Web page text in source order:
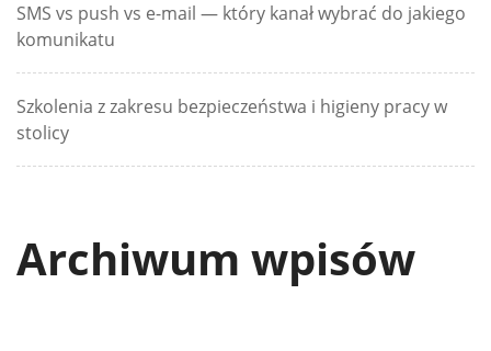
SMS vs push vs e-mail — który kanał wybrać do jakiego
komunikatu
Szkolenia z zakresu bezpieczeństwa i higieny pracy w
stolicy
Archiwum wpisów